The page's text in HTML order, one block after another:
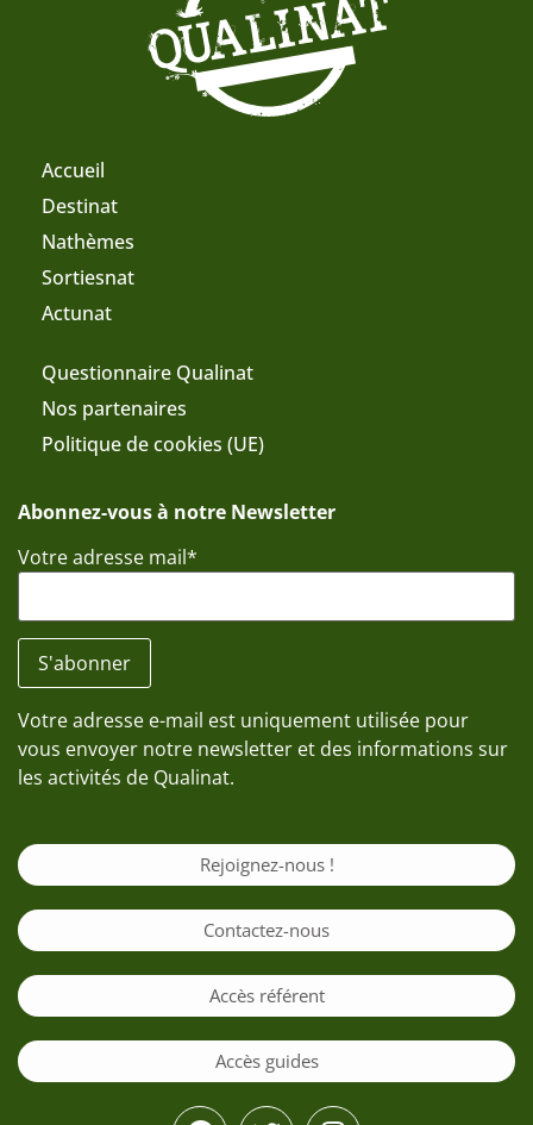
Accueil
Destinat
Nathèmes
Sortiesnat
Actunat
Questionnaire Qualinat
Nos partenaires
Politique de cookies (UE)
Abonnez-vous à notre Newsletter
Votre adresse mail*
Votre adresse e-mail est uniquement utilisée pour
vous envoyer notre newsletter et des informations sur
les activités de Qualinat.
Rejoignez-nous !
Contactez-nous
Accès référent
Accès guides